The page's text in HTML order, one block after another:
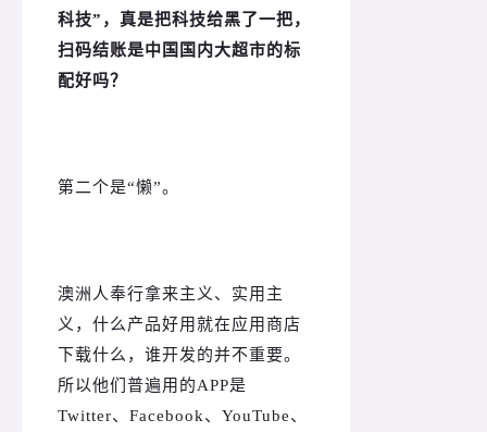
科技”，真是把科技给黑了一把，
扫码结账是中国国内大超市的标
配好吗？
第二个是“懒”。
澳洲人奉行拿来主义、实用主
义，什么产品好用就在应用商店
下载什么，谁开发的并不重要。
所以他们普遍用的APP是
Twitter、Facebook、YouTube、